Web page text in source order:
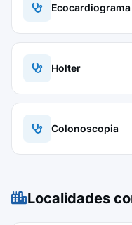
Ecocardiograma
Holter
Colonoscopia
Localidades